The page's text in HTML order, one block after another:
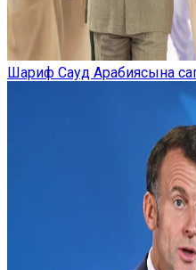
Шариф Сауд Арабиясына